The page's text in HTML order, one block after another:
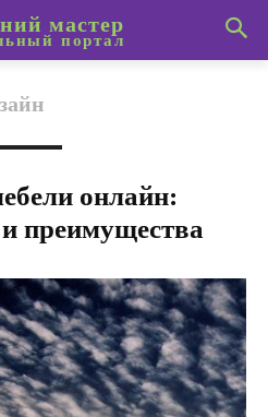
мастер
портал
онлайн:
и преимущества